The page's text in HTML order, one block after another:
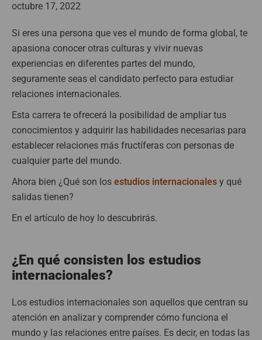
octubre 17, 2022
Si eres una persona que ves el mundo de forma global, te
apasiona conocer otras culturas y vivir nuevas
experiencias en diferentes partes del mundo,
seguramente seas el candidato perfecto para estudiar
relaciones internacionales.
Esta carrera te ofrecerá la posibilidad de ampliar tus
conocimientos y adquirir las habilidades necesarias para
establecer relaciones más fructíferas con personas de
cualquier parte del mundo.
Ahora bien ¿Qué son los estudios internacionales y qué
salidas tienen?
En el artículo de hoy lo descubrirás.
¿En qué consisten los estudios
internacionales?
Los estudios internacionales son aquellos que centran su
atención en analizar y comprender cómo funciona el
mundo y las relaciones entre países. Es decir, en todas las